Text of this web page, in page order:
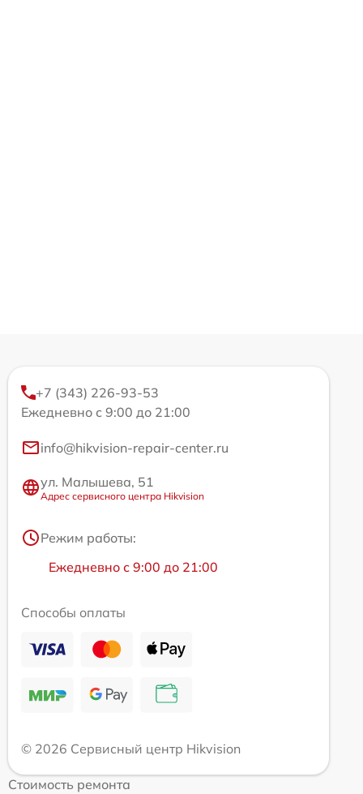
+7 (343) 226-93-53
Ежедневно с 9:00 до 21:00
info@hikvision-repair-center.ru
ул. Малышева, 51
Адрес сервисного центра Hikvision
Режим работы:
Ежедневно с 9:00 до 21:00
Способы оплаты
© 2026 Сервисный центр Hikvision
Стоимость ремонта